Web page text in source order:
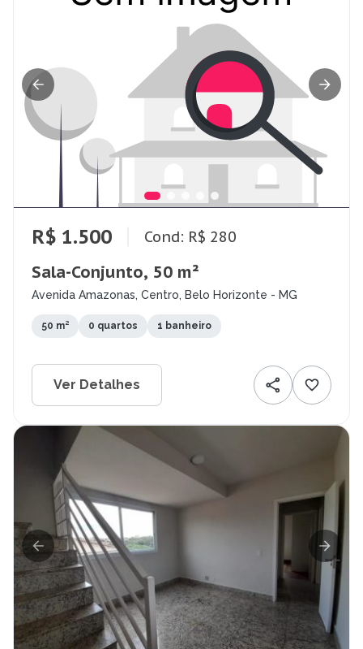
R$ 1.500 Cond: R$ 280
Sala-Conjunto, 50 m²
Avenida Amazonas, Centro, Belo Horizonte - MG
50 m² 0 quartos 1 banheiro
Ver Detalhes